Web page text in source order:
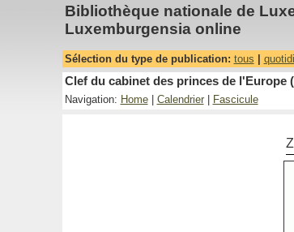
Bibliothèque nationale de
Luxemburgensia online
Sélection du type de publication: tous
Clef du cabinet des princes de l'Europe
Navigation: Home| Calendrier| Fascicule